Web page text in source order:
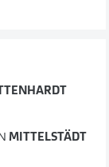
MITTELSTÄDT